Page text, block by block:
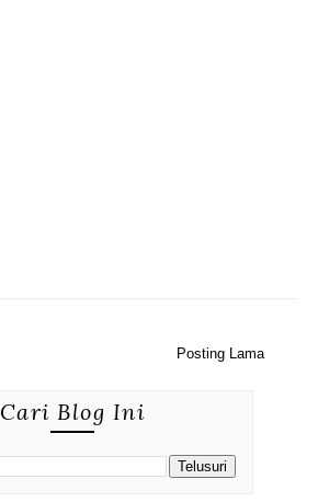
Posting Lama
Cari Blog Ini